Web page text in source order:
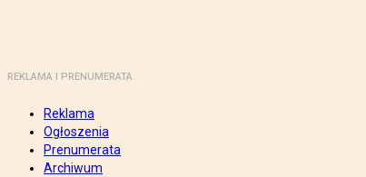
REKLAMA I PRENUMERATA
Reklama
Ogłoszenia
Prenumerata
Archiwum